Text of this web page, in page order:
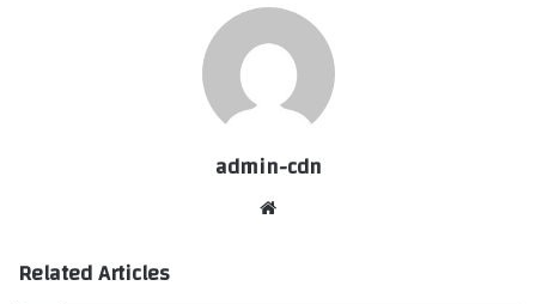
admin-cdn
Related Articles